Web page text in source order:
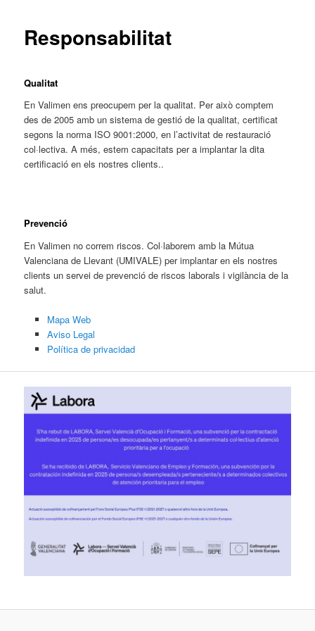
Responsabilitat
Qualitat
En Valimen ens preocupem per la qualitat. Per això comptem
des de 2005 amb un sistema de gestió de la qualitat, certificat
segons la norma ISO 9001:2000, en l’activitat de restauració
col·lectiva. A més, estem capacitats per a implantar la dita
certificació en els nostres clients..
Prevenció
En Valimen no correm riscos. Col·laborem amb la Mútua
Valenciana de Llevant (UMIVALE) per implantar en els nostres
clients un servei de prevenció de riscos laborals i vigilància de la
salut.
Mapa Web
Aviso Legal
Política de privacidad